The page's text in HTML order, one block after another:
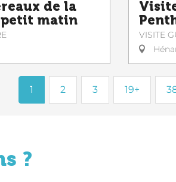
de la
matin
VISITE
1 2 3 19+
?